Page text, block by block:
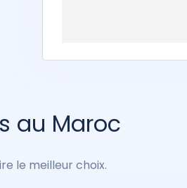
au Maroc
le meilleur choix.